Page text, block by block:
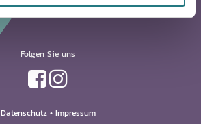
Datenschutz• Impressum
Folgen Sie uns